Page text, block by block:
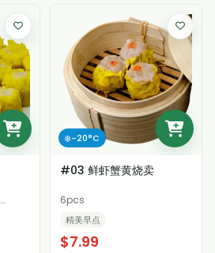
❄️-20°C
#03 鲜虾蟹黄烧卖
6pcs
精美早点
$7.99